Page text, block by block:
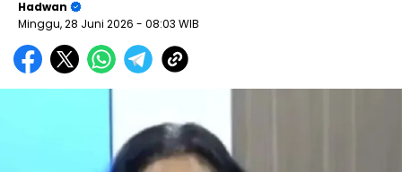
Hadwan
Minggu, 28 Juni 2026 - 08:03 WIB